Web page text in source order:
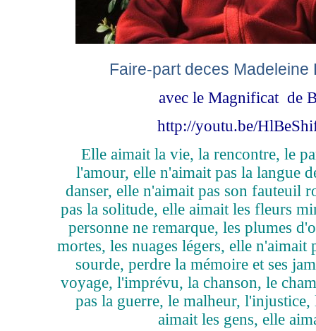
Faire-part deces Madeleine
avec le Magnificat de
http://youtu.be/
Elle aimait la vie, la rencontre, le
l'amour, elle n'aimait pas la langue
danser, elle n'aimait pas son fauteuil
pas la solitude, elle aimait les fleurs
personne ne remarque, les plumes
mortes, les nuages légers, elle n'aimait
sourde, perdre la mémoire et ses
voyage, l'imprévu, la chanson, le
pas la guerre, le malheur, l'injustice,
aimait les gens, elle